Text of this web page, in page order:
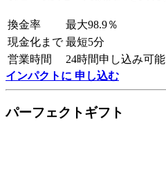
換金率
最大98.9％
現金化まで 最短5分
営業時間
24時間申し込み可能
インパクトに 申し込む
パーフェクトギフト